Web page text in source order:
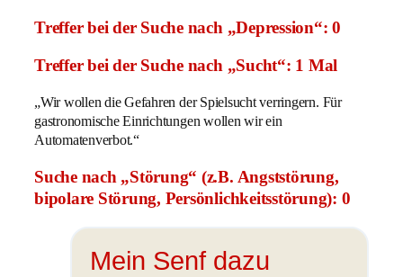
Treffer bei der Suche nach „Depression“: 0
Treffer bei der Suche nach „Sucht“: 1 Mal
„Wir wollen die Gefahren der Spielsucht verringern. Für
gastronomische Einrichtungen wollen wir ein
Automatenverbot.“
Suche nach „Störung“ (z.B. Angststörung,
bipolare Störung, Persönlichkeitsstörung): 0
Mein Senf dazu